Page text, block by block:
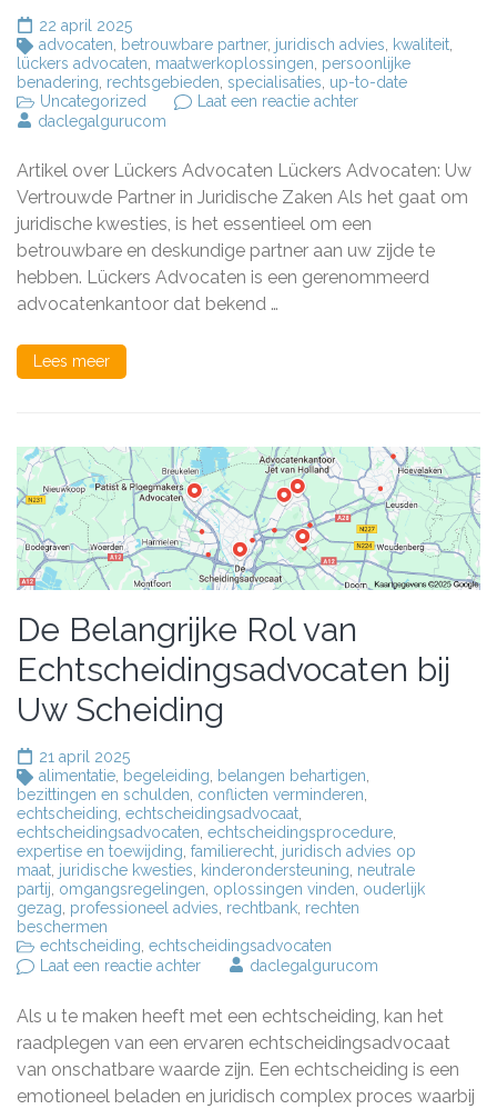
22 april 2025
advocaten, betrouwbare partner, juridisch advies, kwaliteit,
lückers advocaten, maatwerkoplossingen, persoonlijke
benadering, rechtsgebieden, specialisaties, up-to-date
Uncategorized
Laat een reactie achterop
bij
Lückers
Advocaten
daclegalgurucom
Artikel over Lückers Advocaten Lückers Advocaten: Uw
Vertrouwde Partner in Juridische Zaken Als het gaat om
juridische kwesties, is het essentieel om een
betrouwbare en deskundige partner aan uw zijde te
hebben. Lückers Advocaten is een gerenommeerd
advocatenkantoor dat bekend …
Lees meer
De Belangrijke Rol van
Echtscheidingsadvocaten bij
Uw Scheiding
21 april 2025
alimentatie begeleiding belangen behartigen
bezittingen en schulden conflicten verminderen
echtscheiding echtscheidingsadvocaat
echtscheidingsadvocaten echtscheidingsprocedure
expertise en toewijding familierecht juridisch advies op
maat juridische kwesties kinderondersteuning neutrale
partij omgangsregelingen oplossingen vinden ouderlijk
gezag professioneel advies rechtbank rechten
beschermen
echtscheiding echtscheidingsadvocaten
Laat een reactie achterop
Rol
van
Echtscheidingsadvocaten
bij
Uw
daclegalgurucom
Als u te maken heeft met een echtscheiding, kan het
raadplegen van een ervaren echtscheidingsadvocaat
van onschatbare waarde zijn. Een echtscheiding is een
emotioneel beladen en juridisch complex proces waarbij